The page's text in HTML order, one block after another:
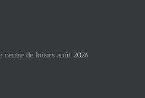
centre de loisirs août 2026